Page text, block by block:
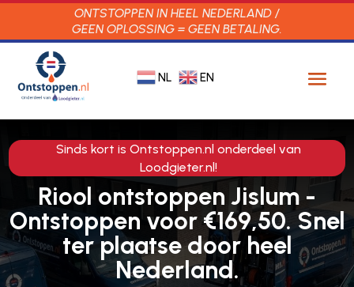
ONTSTOPPEN IN HEEL NEDERLAND /
GEEN OPLOSSING = GEEN BETALING.
NL EN
Sinds kort is Ontstoppen.nl onderdeel van
Loodgieter.nl!
Riool ontstoppen Jislum -
Ontstoppen voor €169,50. Snel
ter plaatse door heel
Nederland.